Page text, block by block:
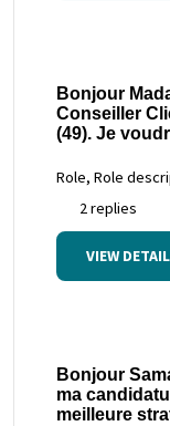
Bonjour
Conseiller
(49). Je
Role, Role
2 replies
VIEW
Bonjour
ma
meilleure